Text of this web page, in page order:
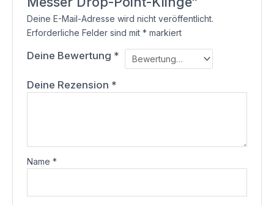
Deine E-Mail-Adresse wird nicht veröffentlicht.
Erforderliche Felder sind mit* markiert
Deine Bewertung *
Deine Rezension *
Name*